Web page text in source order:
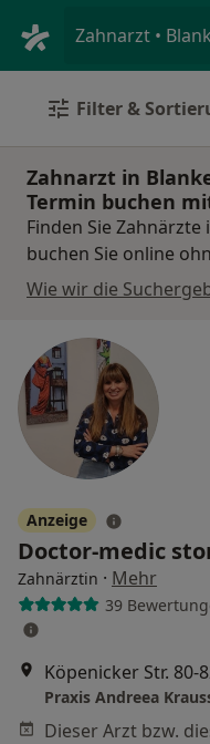
Filter &
Zahnarzt in
Termin buchen
Finden Sie
buchen Sie online
Wie wir die
Anzeige
Doctor-medic
Zahnärztin · Mehr
39
Köpenicker Str. 80-
Praxis Andreea